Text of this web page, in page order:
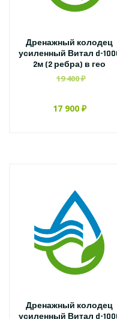
Дренажный колодец
усиленный Витал d-
2м (2 ребра) в гео
19 400 ₽
17 900 ₽
Дренажный колодец
усиленный Витал d-